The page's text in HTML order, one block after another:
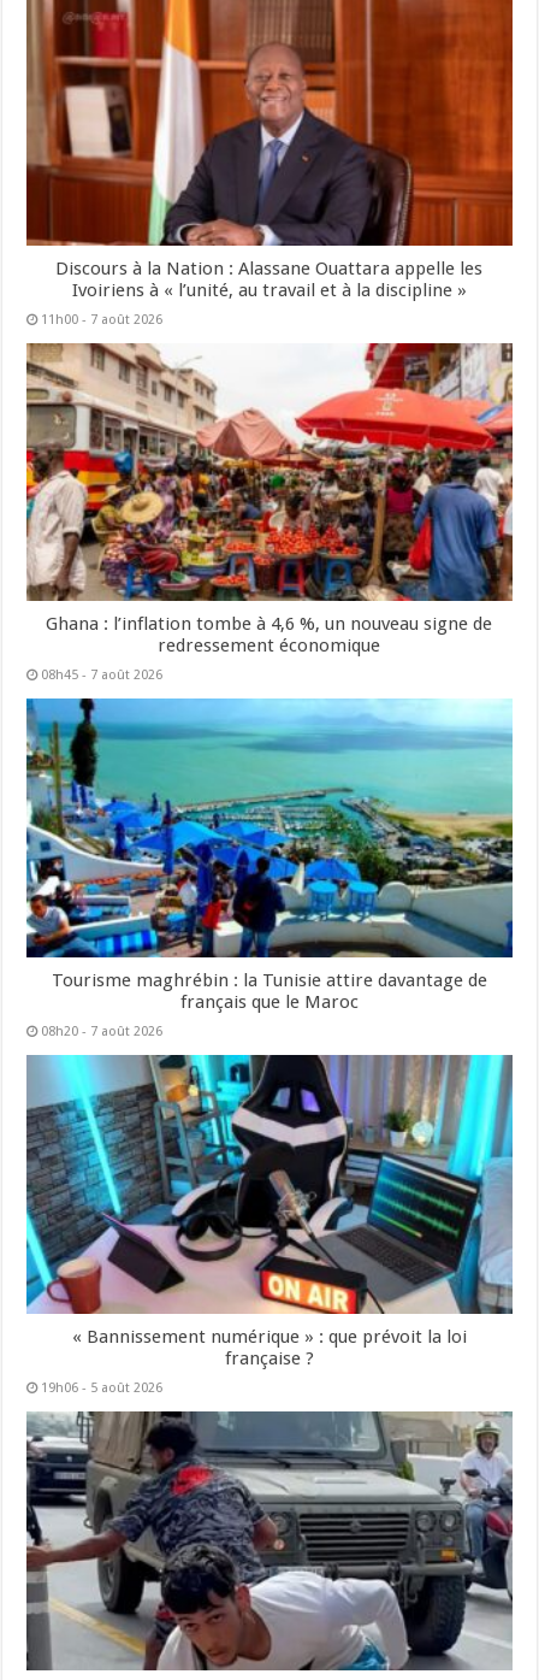
Discours à la Nation : Alassane Ouattara appelle les
Ivoiriens à « l’unité, au travail et à la discipline »
11h00 - 7 août 2026
Ghana : l’inflation tombe à 4,6 %, un nouveau signe de
redressement économique
08h45 - 7 août 2026
Tourisme maghrébin : la Tunisie attire davantage de
français que le Maroc
08h20 - 7 août 2026
« Bannissement numérique » : que prévoit la loi
française ?
19h06 - 5 août 2026